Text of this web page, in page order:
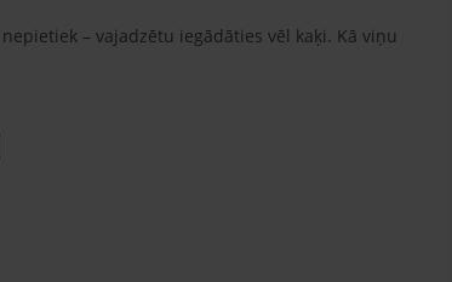
– vajadzētu iegādāties vēl kaķi. Kā viņu